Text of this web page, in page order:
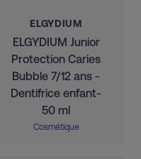
ELGYDIUM
ELGYDIUM Junior
Protection Caries
Bubble 7/12 ans -
Dentifrice enfant-
50 ml
Cosmétique